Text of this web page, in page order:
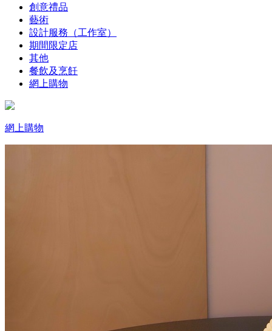
創意禮品
藝術
設計服務（工作室）
期間限定店
其他
餐飲及烹飪
網上購物
網上購物